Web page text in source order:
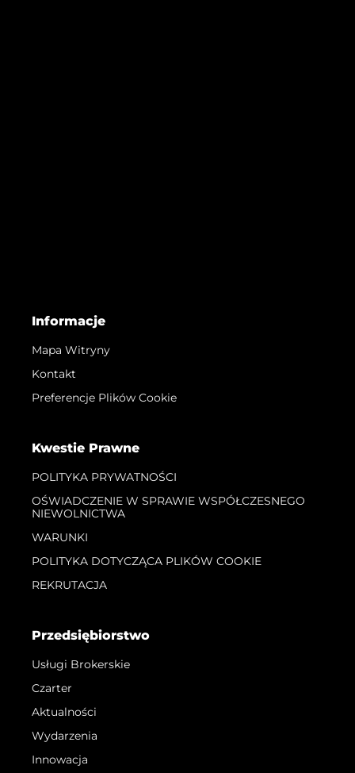
Informacje
Mapa Witryny
Kontakt
Preferencje Plików Cookie
Kwestie Prawne
POLITYKA PRYWATNOŚCI
OŚWIADCZENIE W SPRAWIE WSPÓŁCZESNEGO
NIEWOLNICTWA
WARUNKI
POLITYKA DOTYCZĄCA PLIKÓW COOKIE
REKRUTACJA
Przedsiębiorstwo
Usługi Brokerskie
Czarter
Aktualności
Wydarzenia
Innowacja